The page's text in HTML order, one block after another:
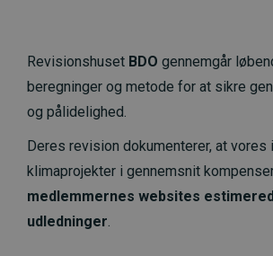
Revisionshuset BDO gennemgår
beregninger og metode for at sikre
og pålidelighed.
Deres revision dokumenterer, at vores
klimaprojekter i gennemsnit
medlemmernes websites
udledninger.